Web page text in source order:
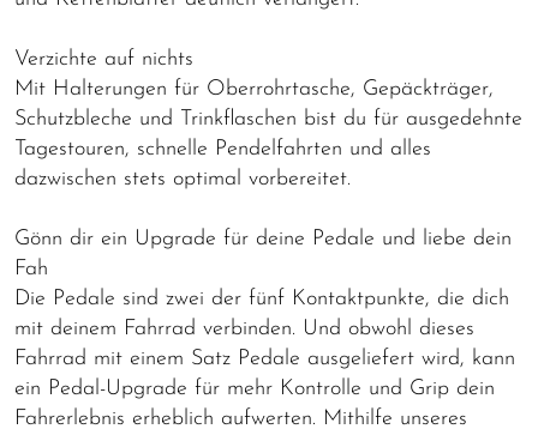
Verzichte auf nichts
Mit Halterungen für Oberrohrtasche, Gepäckträger,
Schutzbleche und Trinkflaschen bist du für ausgedehnte
Tagestouren, schnelle Pendelfahrten und alles
dazwischen stets optimal vorbereitet.
Gönn dir ein Upgrade für deine Pedale und liebe dein
Fah
Die Pedale sind zwei der fünf Kontaktpunkte, die dich
mit deinem Fahrrad verbinden. Und obwohl dieses
Fahrrad mit einem Satz Pedale ausgeliefert wird, kann
ein Pedal-Upgrade für mehr Kontrolle und Grip dein
Fahrerlebnis erheblich aufwerten. Mithilfe unseres